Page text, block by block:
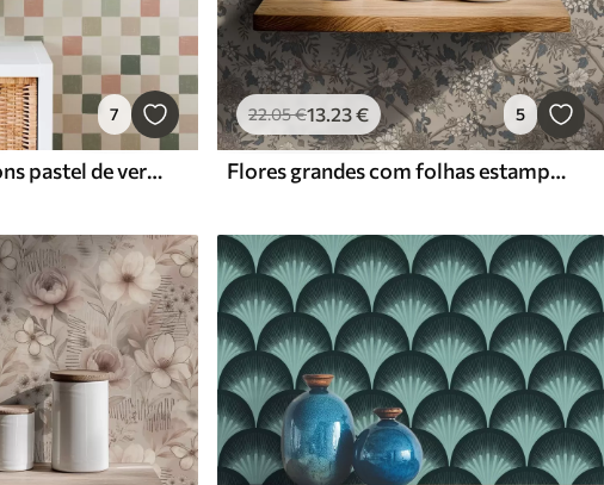
7
Xadrez suave em tons pastel de verde, rosa e bege
22.05€13.23€ 5
Flores grandes com folhas estampadas sobre um fundo bege quente